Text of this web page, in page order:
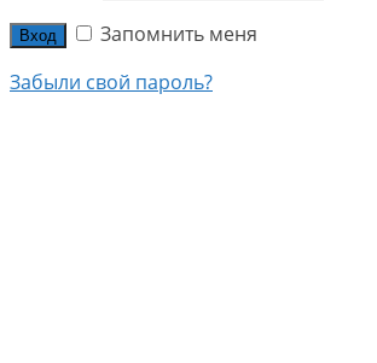
Вход
Запомнить меня
Забыли свой пароль?